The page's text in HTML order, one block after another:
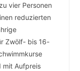
vier Personen
reduzierten
Zwölf- bis 16-
mit Aufpreis